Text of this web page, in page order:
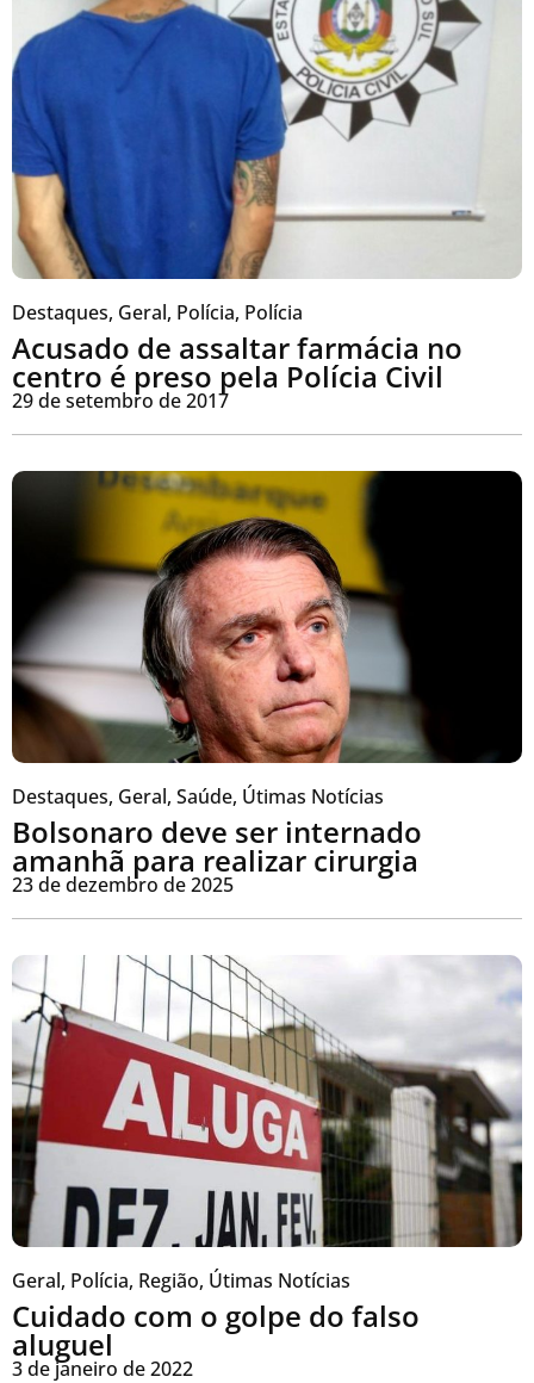
Destaques, Geral, Polícia, Polícia
Acusado de assaltar farmácia no
centro é preso pela Polícia Civil
29 de setembro de 2017
Destaques, Geral, Saúde, Útimas Notícias
Bolsonaro deve ser internado
amanhã para realizar cirurgia
23 de dezembro de 2025
Geral, Polícia, Região, Útimas Notícias
Cuidado com o golpe do falso
aluguel
3 de janeiro de 2022